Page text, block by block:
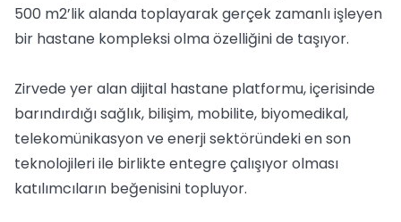
500 m2’lik alanda toplayarak gerçek zamanlı işleyen
bir hastane kompleksi olma özelliğini de taşıyor.
Zirvede yer alan dijital hastane platformu, içerisinde
barındırdığı sağlık, bilişim, mobilite, biyomedikal,
telekomünikasyon ve enerji sektöründeki en son
teknolojileri ile birlikte entegre çalışıyor olması
katılımcıların beğenisini topluyor.